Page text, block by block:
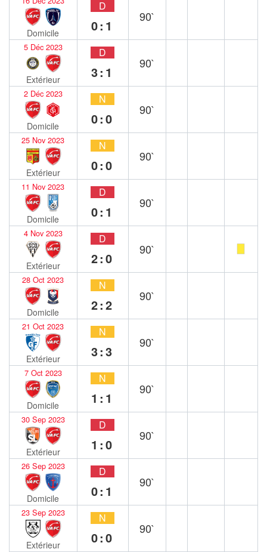
Domicile
D
0:1
90`
5 Déc 2023
Extérieur
D
3:1
90`
2 Déc 2023
Domicile
N
0:0
90`
25 Nov 2023
Extérieur
N
0:0
90`
11 Nov 2023
Domicile
D
0:1
90`
4 Nov 2023
Extérieur
D
2:0
90`
28 Oct 2023
Domicile
N
2:2
90`
21 Oct 2023
Extérieur
N
3:3
90`
7 Oct 2023
Domicile
N
1:1
90`
30 Sep 2023
Extérieur
D
1:0
90`
26 Sep 2023
Domicile
D
0:1
90`
23 Sep 2023
Extérieur
N
0:0
90`